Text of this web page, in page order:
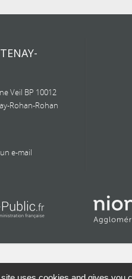
Veil BP 10012
Rohan-Rohan
e-mail